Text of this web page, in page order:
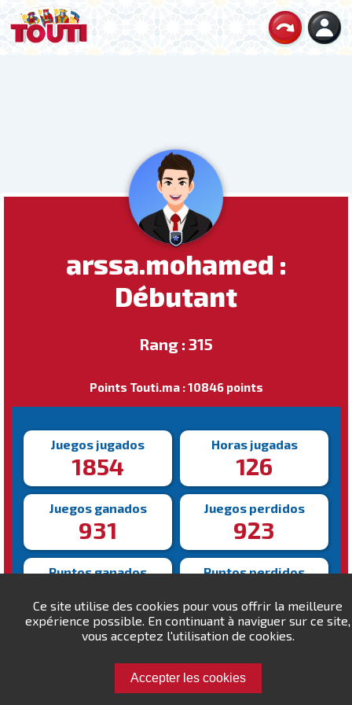
Ce site utilise des cookies pour vous offrir la meilleure
expérience possible. En continuant à naviguer sur ce site,
vous acceptez l'utilisation de cookies.
Accepter les cookies
arssa.mohamed :
Débutant
Rang : 315
Points Touti.ma : 10846 points
Juegos jugados
1854
Horas jugadas
126
Juegos ganados
931
Juegos perdidos
923
Puntos ganados Puntos perdidos
Victoria más rápida
117s
Victoria más lenta
2312s